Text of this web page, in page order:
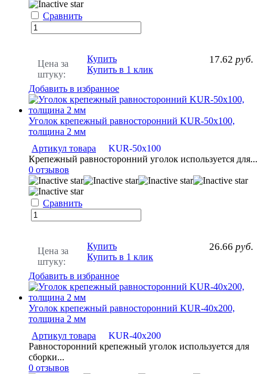
Сравнить
Цена за
штуку:
17.62 руб.
Купить
Купить в 1 клик
Добавить в избранное
Уголок крепежный равносторонний KUR-50х100,
толщина 2 мм
Артикул товара
KUR-50х100
Крепежный равносторонний уголок используется для...
0 отзывов
Сравнить
Цена за
штуку:
26.66 руб.
Купить
Купить в 1 клик
Добавить в избранное
Уголок крепежный равносторонний KUR-40х200,
толщина 2 мм
Артикул товара
KUR-40х200
Равносторонний крепежный уголок используется для
сборки...
0 отзывов